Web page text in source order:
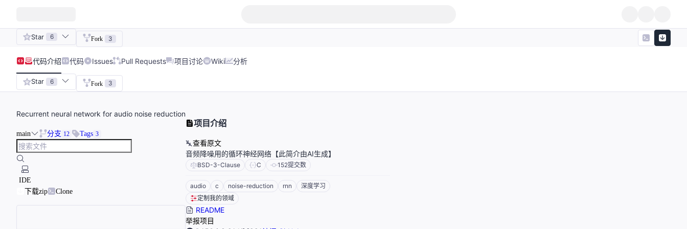
Star 6 Fork 3
代码介绍 代码 Issues Pull Requests 项目讨论 Wiki 分析
Star 6 Fork 3
Recurrent neural network for audio noise reduction
main 分支 12 Tags 3
IDE
下载zip
Clone
项目介绍
查看原文
音频降噪用的循环神经网络【此简介由AI生成】
BSD-3-Clause C 152提交数
audio c noise-reduction rnn
深度学习
定制我的领域
README
举报项目